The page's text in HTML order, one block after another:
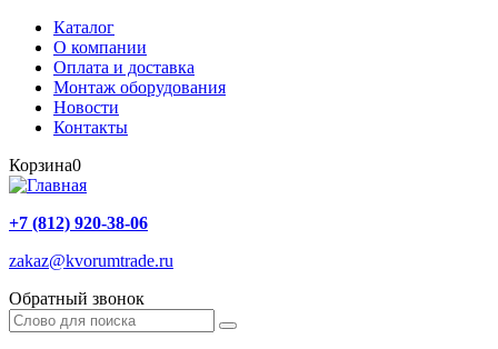
Каталог
О компании
Оплата и доставка
Монтаж оборудования
Новости
Контакты
Корзина0
+7 (812) 920-38-06
zakaz@kvorumtrade.ru
Обратный звонок